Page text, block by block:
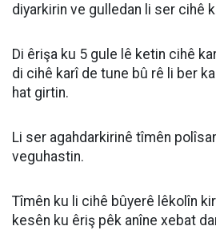
diyarkirin ve gulledan li ser cihê
Di êrişa ku 5 gule lê ketin cihê
di cihê karî de tune bû rê li ber
hat girtin.
Li ser agahdarkirinê tîmên
veguhastin.
Tîmên ku li cihê bûyerê lêkolîn
kesên ku êriş pêk anîne xebat